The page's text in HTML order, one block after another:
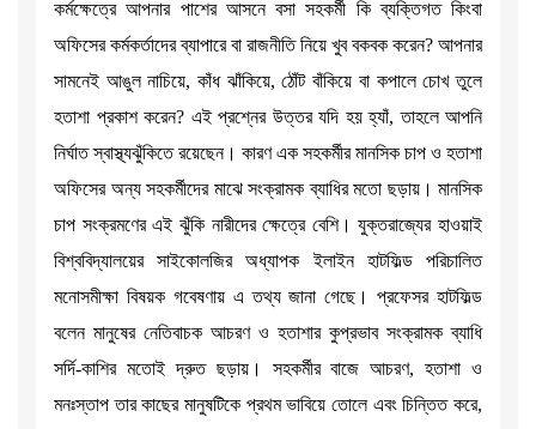
কর্মক্ষেত্রে আপনার পাশের আসনে বসা সহকর্মী কি ব্যক্তিগত কিংবা
অফিসের কর্মকর্তাদের ব্যাপারে বা রাজনীতি নিয়ে খুব বকবক করেন? আপনার
সামনেই আঙুল নাচিয়ে, কাঁধ ঝাঁকিয়ে, ঠোঁট বাঁকিয়ে বা কপালে চোখ তুলে
হতাশা প্রকাশ করেন? এই প্রশ্নের উত্তর যদি হয় হ্যাঁ, তাহলে আপনি
নির্ঘাত স্বাস্থ্যঝুঁকিতে রয়েছেন। কারণ এক সহকর্মীর মানসিক চাপ ও হতাশা
অফিসের অন্য সহকর্মীদের মাঝে সংক্রামক ব্যাধির মতো ছড়ায়। মানসিক
চাপ সংক্রমণের এই ঝুঁকি নারীদের ক্ষেত্রে বেশি। যুক্তরাজ্যের হাওয়াই
বিশ্ববিদ্যালয়ের সাইকোলজির অধ্যাপক ইলাইন হাটফিল্ড পরিচালিত
মনোসমীক্ষা বিষয়ক গবেষণায় এ তথ্য জানা গেছে। প্রফেসর হাটফিল্ড
বলেন মানুষের নেতিবাচক আচরণ ও হতাশার কুপ্রভাব সংক্রামক ব্যাধি
সর্দি-কাশির মতোই দ্রুত ছড়ায়। সহকর্মীর বাজে আচরণ, হতাশা ও
মনঃস্তাপ তার কাছের মানুষটিকে প্রথম ভাবিয়ে তোলে এবং চিন্তিত করে,